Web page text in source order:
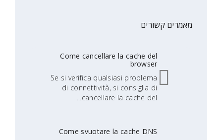
מאמרים קשורים
Come cancellare la cache del
browser
Se si verifica qualsiasi problema
di connettività, si consiglia di
cancellare la cache del...
Come svuotare la cache DNS